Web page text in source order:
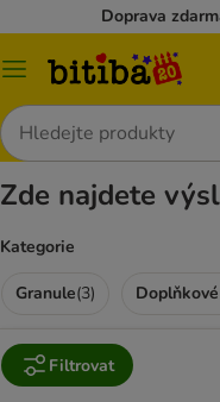
Doprava
Kategorie
Hledat
Zde najdete
Kategorie
Granule(3)
Filtrovat